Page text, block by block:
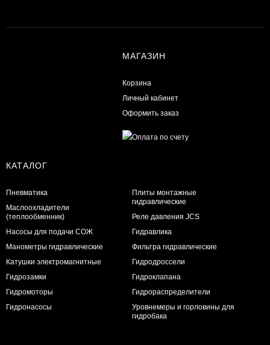
МАГАЗИН
Корзина
Личный кабинет
Оформить заказ
КАТАЛОГ
Пневматика
Маслоохладители
(теплообменник)
Насосы для подачи СОЖ
Манометры гидравлические
Катушки электромагнитные
Гидрозамки
Гидромоторы
Гидронасосы
Плиты монтажные
гидравлические
Реле давления JCS
Гидравлика
Фильтра гидравлические
Гидродроссели
Гидроклапана
Гидрораспределители
Уровнемеры и горловины для
гидробака